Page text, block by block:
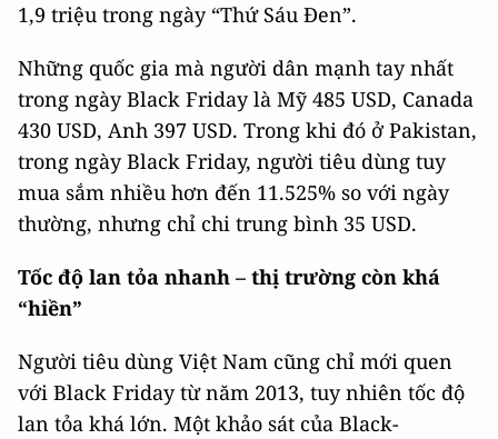
1,9 triệu trong ngày “Thứ Sáu Đen”.
Những quốc gia mà người dân mạnh tay nhất
trong ngày Black Friday là Mỹ 485 USD, Canada
430 USD, Anh 397 USD. Trong khi đó ở Pakistan,
trong ngày Black Friday, người tiêu dùng tuy
mua sắm nhiều hơn đến 11.525% so với ngày
thường, nhưng chỉ chi trung bình 35 USD.
Tốc độ lan tỏa nhanh – thị trường còn khá
“hiền”
Người tiêu dùng Việt Nam cũng chỉ mới quen
với Black Friday từ năm 2013, tuy nhiên tốc độ
lan tỏa khá lớn. Một khảo sát của Black-